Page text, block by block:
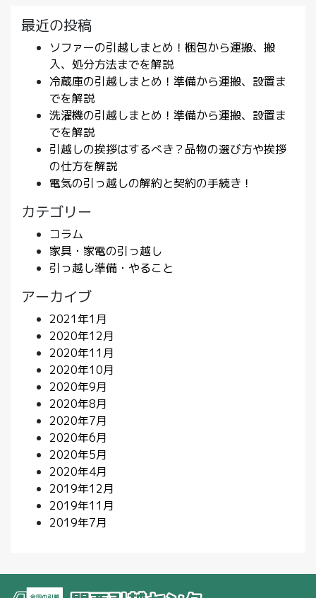
最近の投稿
ソファーの引越しまとめ！梱包から運搬、搬
入、処分方法までを解説
冷蔵庫の引越しまとめ！準備から運搬、設置ま
でを解説
洗濯機の引越しまとめ！準備から運搬、設置ま
でを解説
引越しの挨拶はするべき？品物の選び方や挨拶
の仕方を解説
電気の引っ越しの解約と契約の手続き！
カテゴリー
コラム
家具・家電の引っ越し
引っ越し準備・やること
アーカイブ
2021年1月
2020年12月
2020年11月
2020年10月
2020年9月
2020年8月
2020年7月
2020年6月
2020年5月
2020年4月
2019年12月
2019年11月
2019年7月